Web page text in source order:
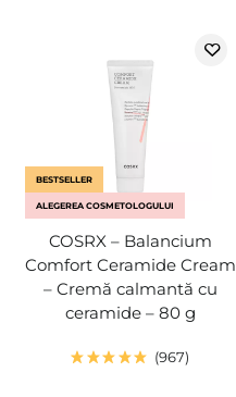
BESTSELLER
ALEGEREA COSMETOLOGULUI
COSRX – Balancium
Comfort Ceramide Cream
– Cremă calmantă cu
ceramide – 80 g
967